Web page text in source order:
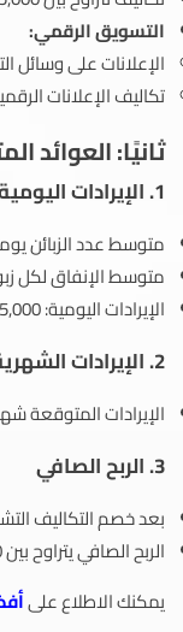
التسويق الرقمي:
الإعلانات على وسائل
تكاليف الإعلانات الرقمية تبدأ من
ثانيًا: العوائد
1. الإيرادات
متوسط عدد الزبائن يوميًا: 100-150
متوسط الإنفاق لكل زبون: 50
الإيرادات اليومية: 5,000 إلى 7,500 ريال.
2. الإيرادات
الإيرادات المتوقعة شهريًا: 150,000 إلى
3. الربح الصافي
بعد خصم التكاليف التشغيلية
الربح الصافي يتراوح بين 50,000 إلى 125,000 ريال شهريًا.
يمكنك الاطلاع على